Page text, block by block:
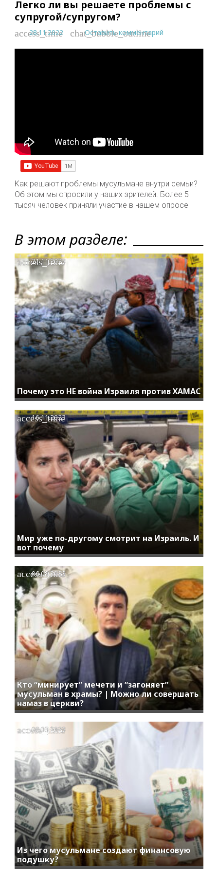
Легко ли вы решаете проблемы с
супругой/супругом?
access_time
28.11.2022 chat_bubble_outline
Оставить комментарий
Как решают проблемы мусульмане внутри семьи?
Об этом мы спросили у наших зрителей. Более 5
тысяч человек приняли участие в нашем опросе
В этом разделе:
Почему это НЕ война Израиля против ХАМАС
access_time
21.11.2023
Мир уже по-другому смотрит на Израиль. И
вот почему
access_time
16.11.2023
Кто “минирует” мечети и “загоняет”
мусульман в храмы? | Можно ли совершать
намаз в церкви?
access_time
06.08.2023
Из чего мусульмане создают финансовую
подушку?
access_time
08.05.2023